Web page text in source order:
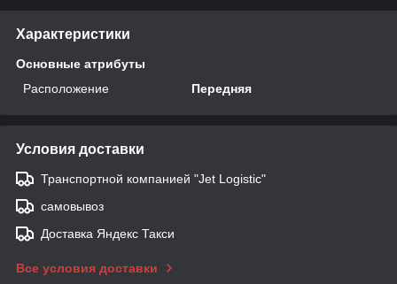
Характеристики
Основные атрибуты
Расположение
Передняя
Условия доставки
Транспортной компанией "Jet Logistic"
самовывоз
Доставка Яндекс Такси
Все условия доставки